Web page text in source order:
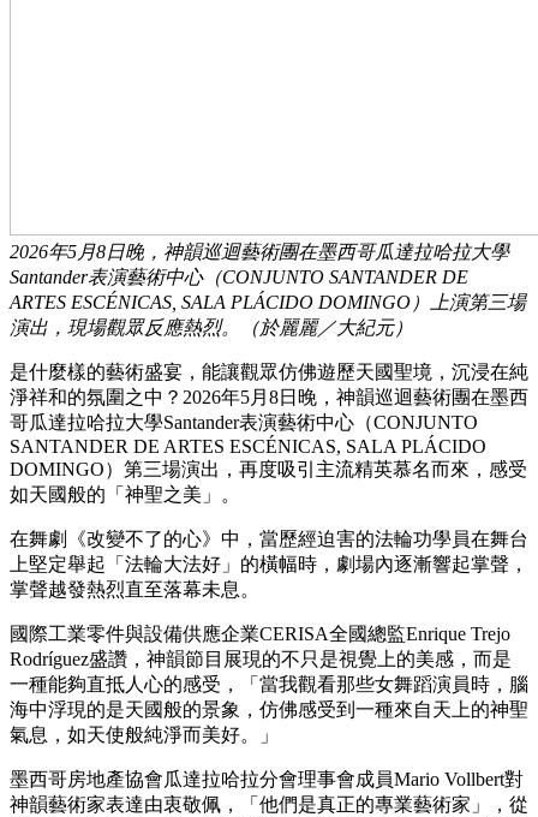
2026年5月8日晚，神韻巡迴藝術團在墨西哥瓜達拉哈拉大學
Santander表演藝術中心（CONJUNTO SANTANDER DE
ARTES ESCÉNICAS, SALA PLÁCIDO DOMINGO）上演第三場
演出，現場觀眾反應熱烈。（於麗麗／大紀元）
是什麼樣的藝術盛宴，能讓觀眾仿佛遊歷天國聖境，沉浸在純
淨祥和的氛圍之中？2026年5月8日晚，神韻巡迴藝術團在墨西
哥瓜達拉哈拉大學Santander表演藝術中心（CONJUNTO
SANTANDER DE ARTES ESCÉNICAS, SALA PLÁCIDO
DOMINGO）第三場演出，再度吸引主流精英慕名而來，感受
如天國般的「神聖之美」。
在舞劇《改變不了的心》中，當歷經迫害的法輪功學員在舞台
上堅定舉起「法輪大法好」的橫幅時，劇場內逐漸響起掌聲，
掌聲越發熱烈直至落幕未息。
國際工業零件與設備供應企業CERISA全國總監Enrique Trejo
Rodríguez盛讚，神韻節目展現的不只是視覺上的美感，而是
一種能夠直抵人心的感受，「當我觀看那些女舞蹈演員時，腦
海中浮現的是天國般的景象，仿佛感受到一種來自天上的神聖
氣息，如天使般純淨而美好。」
墨西哥房地產協會瓜達拉哈拉分會理事會成員Mario Vollbert對
神韻藝術家表達由衷敬佩，「他們是真正的專業藝術家」，從